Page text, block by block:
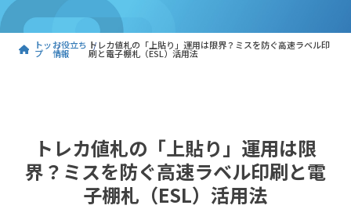
トッ
プ
お役立ち
情報
トレカ値札の「上貼り」運用は限界？ミスを防ぐ高速ラベル印
刷と電子棚札（ESL）活用法
トレカ値札の「上貼り」運用は限
界？ミスを防ぐ高速ラベル印刷と電
子棚札（ESL）活用法